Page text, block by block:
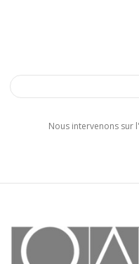
Nous intervenons sur